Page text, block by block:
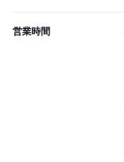
営業時間